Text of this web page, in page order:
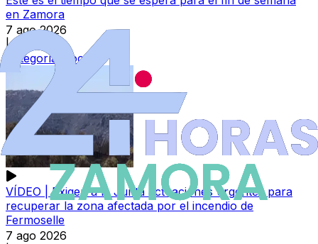
en Zamora
7 ago 2026
|
Categoría:
Local
VÍDEO | Exigen a la Junta actuaciones urgentes para
recuperar la zona afectada por el incendio de
Fermoselle
7 ago 2026